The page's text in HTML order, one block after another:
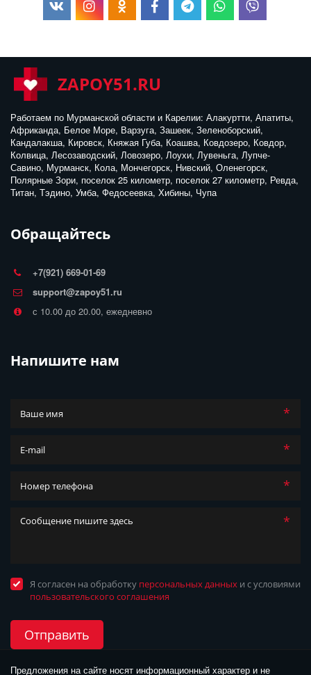
ZAPOY51.RU
Работаем по Мурманской области и Карелии: Алакуртти, Апатиты,
Африканда, Белое Море, Варзуга, Зашеек, Зеленоборский,
Кандалакша, Кировск, Княжая Губа, Коашва, Ковдозеро, Ковдор,
Колвица, Лесозаводский, Ловозеро, Лоухи, Лувеньга, Лупче-
Савино, Мурманск, Кола, Мончегорск, Нивский, Оленегорск,
Полярные Зори, поселок 25 километр, поселок 27 километр, Ревда,
Титан, Тэдино, Умба, Федосеевка, Хибины, Чупа
Обращайтесь
+7(921) 669-01-69
support@zapoy51.ru
с 10.00 до 20.00, ежедневно
Напишите нам
*
*
*
*
Я согласен на обработку персональных данных и с условиями
пользовательского соглашения
Отправить
Предложения на сайте носят информационный характер и не